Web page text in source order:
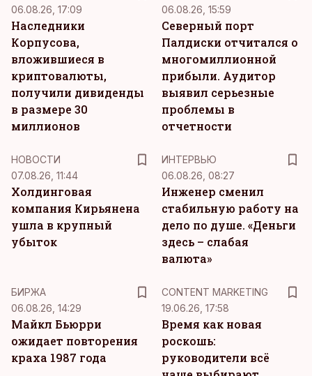
06.08.26, 17:09
Наследники
Корпусова,
вложившиеся в
криптовалюты,
получили дивиденды
в размере 30
миллионов
06.08.26, 15:59
Северный порт
Палдиски отчитался о
многомиллионной
прибыли. Аудитор
выявил серьезные
проблемы в
отчетности
НОВОСТИ
07.08.26, 11:44
Холдинговая
компания Кирьянена
ушла в крупный
убыток
ИНТЕРВЬЮ
06.08.26, 08:27
Инженер сменил
стабильную работу на
дело по душе. «Деньги
здесь – слабая
валюта»
БИРЖА
06.08.26, 14:29
Майкл Бьюрри
ожидает повторения
краха 1987 года
CONTENT MARKETING
19.06.26, 17:58
Время как новая
роскошь:
руководители всё